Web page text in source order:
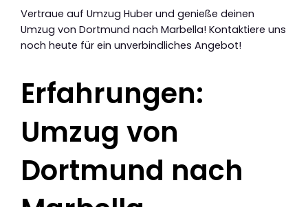
Vertraue auf Umzug Huber und genieße deinen
Umzug von Dortmund nach Marbella! Kontaktiere uns
noch heute für ein unverbindliches Angebot!
Erfahrungen:
Umzug von
Dortmund nach